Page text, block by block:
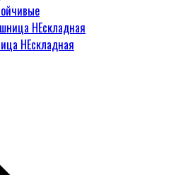
НЕскладная